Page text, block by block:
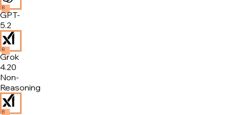
B
GPT-
5.2
B
Grok
4.20
Non-
Reasoning
B